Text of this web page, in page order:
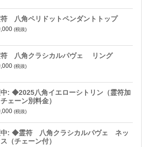
八角ペリドットペンダントトップ
(税抜)
八角クラシカルパヴェ リング
(税抜)
: ◆2025八角イエローシトリン（霊符加
ェーン別料金）
(税抜)
中: ◆霊符 八角クラシカルパヴェ ネッ
（チェーン付）